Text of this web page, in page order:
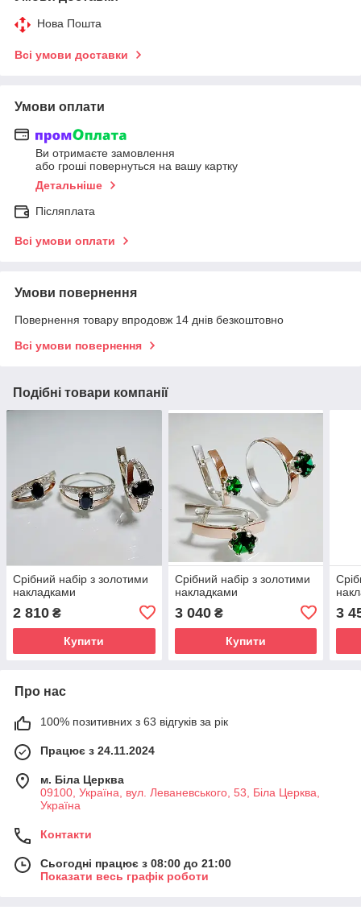
Нова Пошта
Всі умови доставки
Умови оплати
Ви отримаєте замовлення
або гроші повернуться на вашу картку
Детальніше
Післяплата
Всі умови оплати
Умови повернення
Повернення товару впродовж 14 днів безкоштовно
Всі умови повернення
Подібні товари компанії
Срібний набір з золотими
накладками
2 810 ₴
Купити
Срібний набір з золотими
накладками
3 040₴
Купити
3
Про нас
100% позитивних з 63 відгуків за рік
Працює з 24.11.2024
м. Біла Церква
09100, Україна, вул. Леваневського, 53, Біла Церква,
Україна
Контакти
Сьогодні працює з 08:00 до 21:00
Показати весь графік роботи